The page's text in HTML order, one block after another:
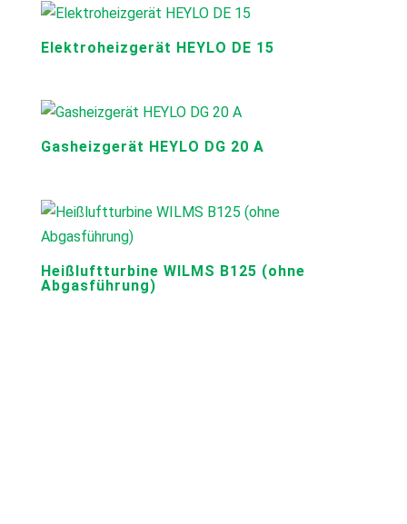
Elektroheizgerät HEYLO DE 15
Gasheizgerät HEYLO DG 20 A
Heißluftturbine WILMS B125 (ohne
Abgasführung)